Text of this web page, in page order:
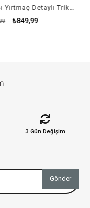
Paçası Yırtmaç Detaylı Triko Takım - YEŞİL
₺849,99
3 Gün Değişim
Gönder